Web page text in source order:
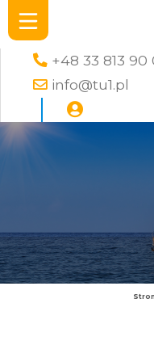
+48 33 813 90
info@tu1.pl